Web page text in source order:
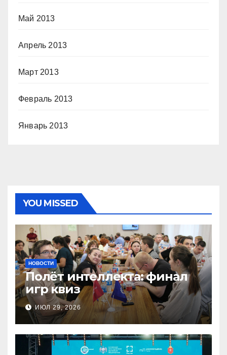
Май 2013
Апрель 2013
Март 2013
Февраль 2013
Январь 2013
YOU MISSED
НОВОСТИ
Полёт интеллекта: финал
игр квиз
ИЮЛ 29, 2026